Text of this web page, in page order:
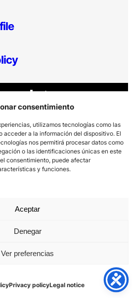
consentimiento
utilizamos tecnologías como las
acceder a la información del dispositivo. El
nos permitirá procesar datos como
o las identificaciones únicas en este
consentimiento, puede afectar
y funciones.
Aceptar
Denegar
Ver preferencias
Privacy policyLegal notice
Gijón